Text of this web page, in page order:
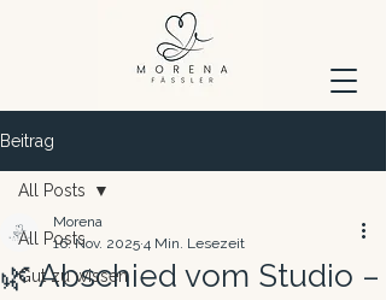
Beitrag
All Posts
Gut zu wissen
All Posts
🌿 Abschied vom Studio –
Morena
16. Nov. 2025 4 Min. Lesezeit